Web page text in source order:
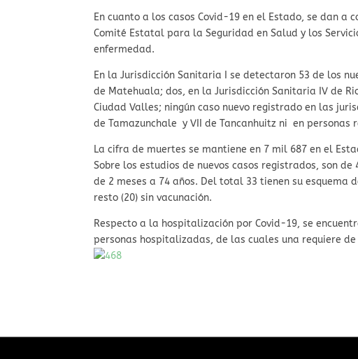
En cuanto a los casos Covid-19 en el Estado, se dan a
Comité Estatal para la Seguridad en Salud y los
enfermedad.
En la Jurisdicción Sanitaria I se detectaron 53 de los
de Matehuala; dos, en la Jurisdicción Sanitaria IV de
Ciudad Valles; ningún caso nuevo registrado en las
de Tamazunchale y VII de Tancanhuitz ni en personas
La cifra de muertes se mantiene en 7 mil 687 en el
Sobre los estudios de nuevos casos registrados, son
de 2 meses a 74 años. Del total 33 tienen su esquema
resto (20) sin vacunación.
Respecto a la hospitalización por Covid-19, se
personas hospitalizadas, de las cuales una requiere